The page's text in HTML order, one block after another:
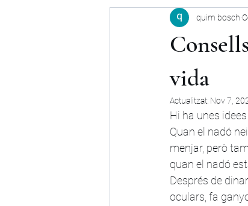
vida
quim bosch
Actualitzat: Nov 7,
Hi ha unes
Quan el nadó
menjar, però
quan el nadó
Després de
oculars, fa